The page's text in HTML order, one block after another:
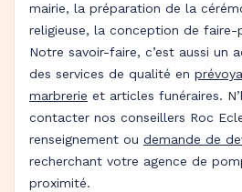
mairie, la préparation de la
religieuse, la conception de
Notre savoir-faire, c’est aussi un
des services de qualité en
marbrerie et articles funéraires.
contacter nos conseillers Roc
renseignement ou demande de
recherchant votre agence de
proximité.